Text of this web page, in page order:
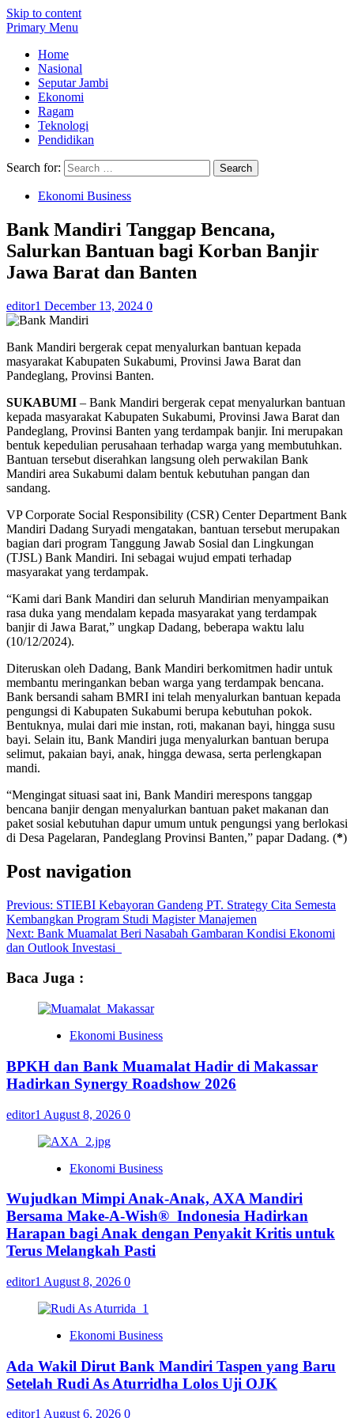
Skip to content
Primary Menu
Home
Nasional
Seputar Jambi
Ekonomi
Ragam
Teknologi
Pendidikan
Search for:
Ekonomi Business
Bank Mandiri Tanggap Bencana,
Salurkan Bantuan bagi Korban Banjir
Jawa Barat dan Banten
editor1 December 13, 2024 0
Bank Mandiri bergerak cepat menyalurkan bantuan kepada
masyarakat Kabupaten Sukabumi, Provinsi Jawa Barat dan
Pandeglang, Provinsi Banten.
SUKABUMI – Bank Mandiri bergerak cepat menyalurkan bantuan
kepada masyarakat Kabupaten Sukabumi, Provinsi Jawa Barat dan
Pandeglang, Provinsi Banten yang terdampak banjir. Ini merupakan
bentuk kepedulian perusahaan terhadap warga yang membutuhkan.
Bantuan tersebut diserahkan langsung oleh perwakilan Bank
Mandiri area Sukabumi dalam bentuk kebutuhan pangan dan
sandang.
VP Corporate Social Responsibility (CSR) Center Department Bank
Mandiri Dadang Suryadi mengatakan, bantuan tersebut merupakan
bagian dari program Tanggung Jawab Sosial dan Lingkungan
(TJSL) Bank Mandiri. Ini sebagai wujud empati terhadap
masyarakat yang terdampak.
“Kami dari Bank Mandiri dan seluruh Mandirian menyampaikan
rasa duka yang mendalam kepada masyarakat yang terdampak
banjir di Jawa Barat,” ungkap Dadang, beberapa waktu lalu
(10/12/2024).
Diteruskan oleh Dadang, Bank Mandiri berkomitmen hadir untuk
membantu meringankan beban warga yang terdampak bencana.
Bank bersandi saham BMRI ini telah menyalurkan bantuan kepada
pengungsi di Kabupaten Sukabumi berupa kebutuhan pokok.
Bentuknya, mulai dari mie instan, roti, makanan bayi, hingga susu
bayi. Selain itu, Bank Mandiri juga menyalurkan bantuan berupa
selimut, pakaian bayi, anak, hingga dewasa, serta perlengkapan
mandi.
“Mengingat situasi saat ini, Bank Mandiri merespons tanggap
bencana banjir dengan menyalurkan bantuan paket makanan dan
paket sosial kebutuhan dapur umum untuk pengungsi yang berlokasi
di Desa Pagelaran, Pandeglang Provinsi Banten,” papar Dadang. (*)
Post navigation
Previous: STIEBI Kebayoran Gandeng PT. Strategy Cita Semesta
Kembangkan Program Studi Magister Manajemen
Next: Bank Muamalat Beri Nasabah Gambaran Kondisi Ekonomi
dan Outlook Investasi
Baca Juga :
Ekonomi Business
BPKH dan Bank Muamalat Hadir di Makassar
Hadirkan Synergy Roadshow 2026
editor1 August 8, 2026 0
Ekonomi Business
Wujudkan Mimpi Anak-Anak, AXA Mandiri
Bersama Make-A-Wish® Indonesia Hadirkan
Harapan bagi Anak dengan Penyakit Kritis untuk
Terus Melangkah Pasti
editor1 August 8, 2026 0
Ekonomi Business
Ada Wakil Dirut Bank Mandiri Taspen yang Baru
Setelah Rudi As Aturridha Lolos Uji OJK
editor1 August 6, 2026 0